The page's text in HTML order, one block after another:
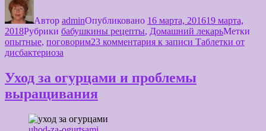
Автор adminОпубликовано 16 марта, 201619 марта,
2018Рубрики бабушкины рецепты, Домашний лекарьМетки
опытные, поговорим23 комментария к записи Таблетки от
дисбактериоза
Уход за огурцами и проблемы
выращивания